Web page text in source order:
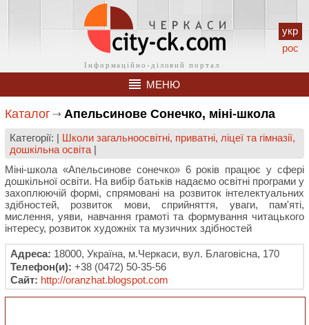
укр
рос
МЕНЮ
Каталог Апельсинове Сонечко, міні-школа
Категорії: | Школи загальноосвітні, приватні, ліцеї та гімназії,
дошкільна освіта |
Міні-школа «Апельсинове сонечко» 6 років працює у сфері
дошкільної освіти. На вибір батьків надаємо освітні програми у
захоплюючій формі, спрямовані на розвиток інтелектуальних
здібностей, розвиток мови, сприйняття, уваги, пам'яті,
мислення, уяви, навчання грамоті та формування читацького
інтересу, розвиток художніх та музичних здібностей
Адреса: 18000, Україна, м.Черкаси, вул. Благовісна, 170
Телефон(и): +38 (0472) 50-35-56
Сайт: http://oranzhat.blogspot.com